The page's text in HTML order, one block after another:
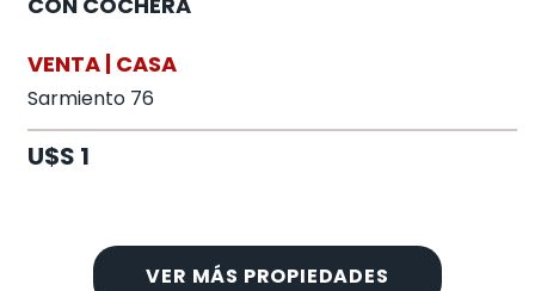
VENTA | CASA
Sarmiento 76
U$S 1
VER MÁS PROPIEDADES